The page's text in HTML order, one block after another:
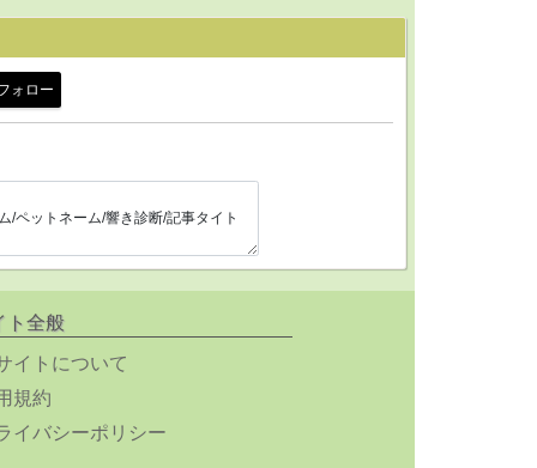
ォロー
ト全般
イトについて
規約
イバシーポリシー